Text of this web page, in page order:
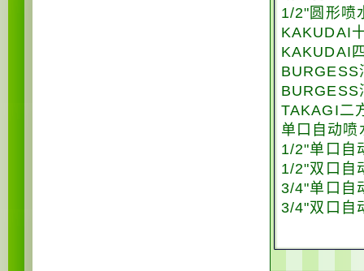
1/2"圆形喷
KAKUDAI
KAKUDAI
BURGESS
BURGESS
TAKAGI二
单口自动
1/2"单口自
1/2"双口自
3/4"单口自
3/4"双口自